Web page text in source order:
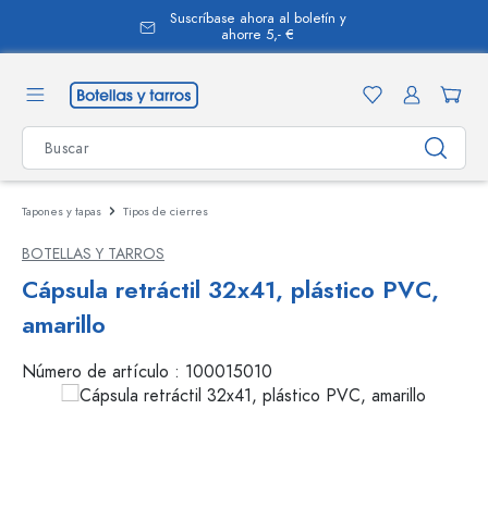
Suscríbase ahora al boletín y
ahorre 5,- €
Tapones y tapas Tipos de cierres
BOTELLAS Y TARROS
Cápsula retráctil 32x41, plástico PVC,
amarillo
Número de artículo : 100015010